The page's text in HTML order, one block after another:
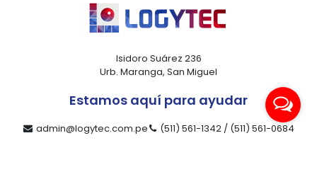
Isidoro Suárez 236
Urb. Maranga, San Miguel
Estamos aquí para ayudar
admin@logytec.com.pe
(511) 561-1342 / (511) 561-0684